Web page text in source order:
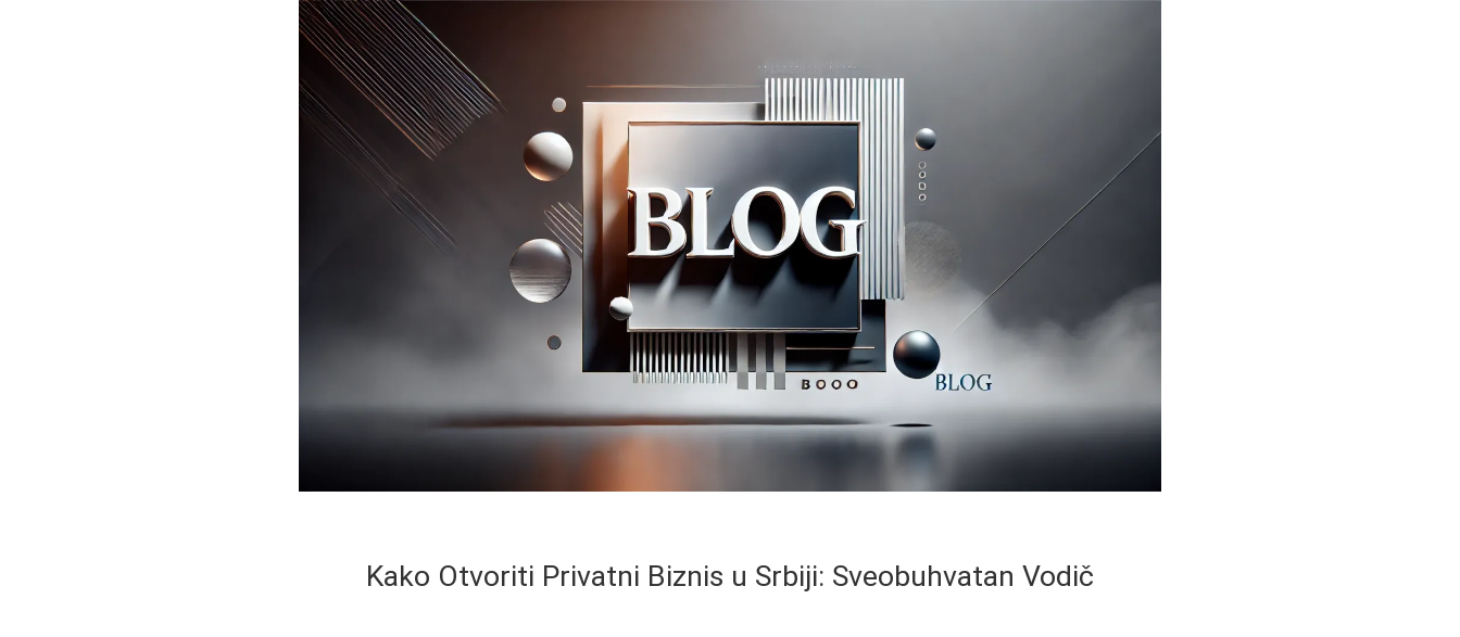
Kako Otvoriti Privatni Biznis u Srbiji: Sveobuhvatan Vodič